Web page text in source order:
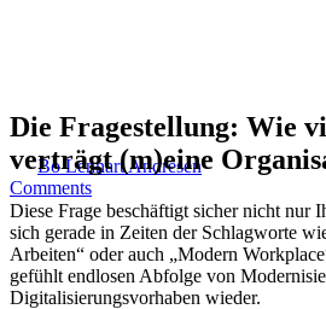
der
By Bo Lennart Andresen13. Dezember
Comments
Die Fragestellung: Wie
verträgt (m)eine
Diese Frage beschäftigt sicher nicht nur
sich gerade in Zeiten der Schlagworte
Arbeiten“ oder auch „Modern
gefühlt endlosen Abfolge von
Digitalisierungsvorhaben wieder.